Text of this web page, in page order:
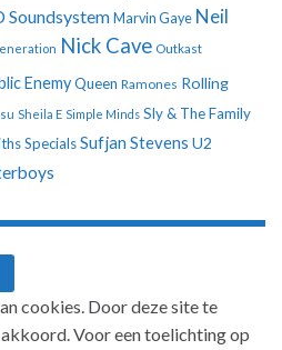
Soundsystem Marvin Gaye Neil
Nick Cave Outkast
EnemyQueen Ramones Rolling
Sheila E Simple Minds Sly & The Family
SpecialsSufjan Stevens U2
cookies. Door deze site te
Voor een toelichting op